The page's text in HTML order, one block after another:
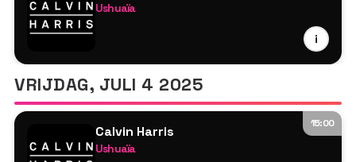
Ushuaïa
i
Tyson O'Brien
VRIJDAG, JULI 4 2025
15:00
Calvin Harris
Ushuaïa